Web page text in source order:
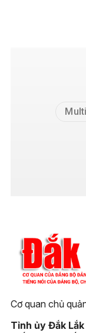
Cơ quan chủ
Tỉnh ủy Đắk Lắk